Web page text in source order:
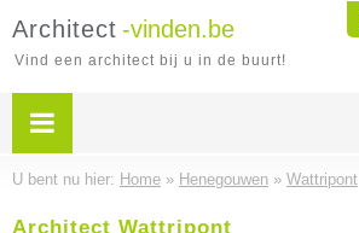
Architect -vinden.be
Vind een architect bij u in de buurt!
U bent nu hier: Home » Henegouwen » Wattripont
Architect Wattripont